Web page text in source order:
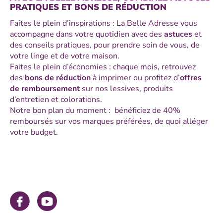
PRATIQUES ET BONS DE RÉDUCTION
Faites le plein d’inspirations : La Belle Adresse vous
accompagne dans votre quotidien avec des astuceset
des conseils pratiques, pour prendre soin de vous, de
votre linge et de votre maison.
Faites le plein d’économies : chaque mois, retrouvez
des bons de réduction à imprimer ou profitez d’offres
de remboursementsur nos lessives, produits
d’entretien et colorations.
Notre bon plan du moment : bénéficiez de 40%
remboursés sur vos marques préférées, de quoi alléger
votre budget.